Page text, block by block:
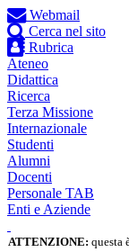
Webmail
Cerca nel sito
Rubrica
Ateneo
Didattica
Ricerca
Terza Missione
Internazionale
Studenti
Alumni
Docenti
Personale TAB
Enti e Aziende
ATTENZIONE: questa